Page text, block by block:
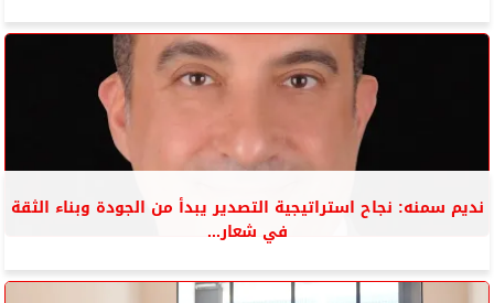
نديم سمنه: نجاح استراتيجية التصدير يبدأ من الجودة وبناء الثقة
في شعار...